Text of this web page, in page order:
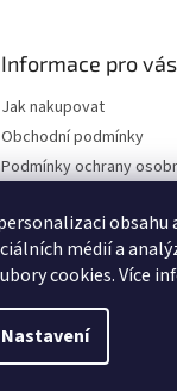
médií a
cookies. Více
Nastavení
Informace pro vás
Jak nakupovat
Obchodní podmínky
Podmínky ochrany
Vrácení zboží do 14 dnů
Reklamační řád
Upravit